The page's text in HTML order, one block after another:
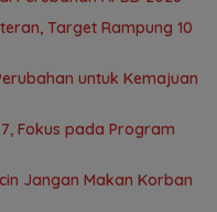
Target Rampung 10
untuk Kemajuan
Fokus pada Program
Jangan Makan Korban